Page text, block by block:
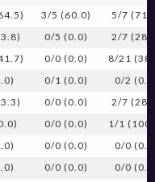
3/5 (60.0)
5/7
0/5 (0.0)
2/7
0/0 (0.0)
8/21
0/1 (0.0)
0/2
0/0 (0.0)
2/7
0/0 (0.0)
1/1
0/0 (0.0)
0/0
0/0 (0.0)
0/0